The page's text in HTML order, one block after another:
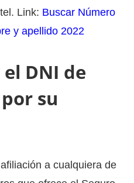
Link: Buscar Número
y apellido 2022
DNI de
su
a cualquiera de